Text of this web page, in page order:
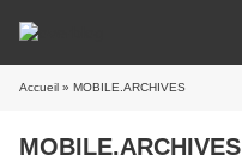
Accueil » MOBILE.ARCHIVES
MOBILE.ARCHIVES